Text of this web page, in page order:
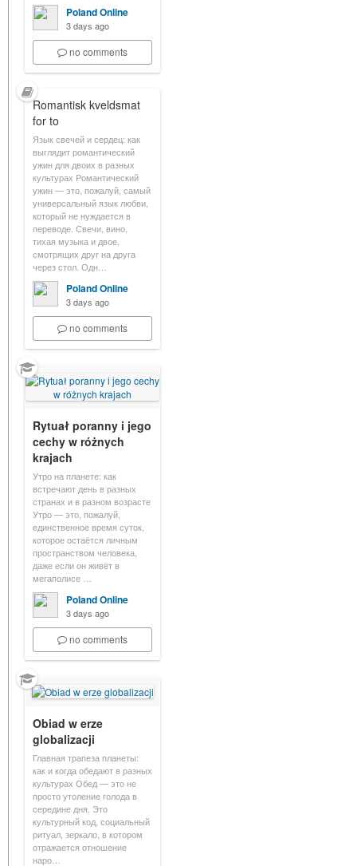
Poland Online
3 days ago
no comments
Romantisk kveldsmat
for to
Язык свечей и сердец: как
выглядит романтический
ужин для двоих в разных
культурах Романтический
ужин — это, пожалуй, самый
универсальный язык любви,
который не нуждается в
переводе. Свечи, вино,
тихая музыка и двое,
смотрящих друг на друга
через стол. Одн…
Poland Online
3 days ago
no comments
Rytuał poranny i jego
cechy w różnych
krajach
Утро на планете: как
встречают день в разных
странах и в разном возрасте
Утро — это, пожалуй,
единственное время суток,
которое остаётся личным
пространством человека,
даже если он живёт в
мегаполисе …
Poland Online
3 days ago
no comments
Obiad w erze
globalizacji
Главная трапеза планеты:
как и когда обедают в разных
культурах Обед — это не
просто утоление голода в
середине дня. Это
культурный код, социальный
ритуал, зеркало, в котором
отражается отношение
наро…